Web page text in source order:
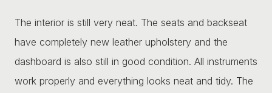
The interior is still very neat. The seats and backseat
have completely new leather upholstery and the
dashboard is also still in good condition. All instruments
work properly and everything looks neat and tidy. The